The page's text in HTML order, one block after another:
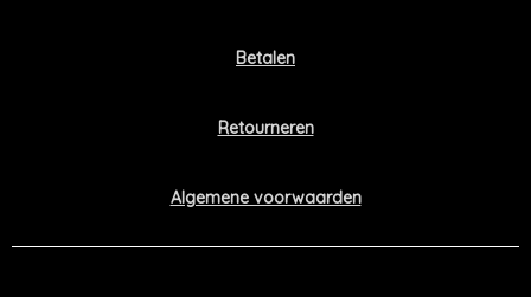
Betalen
Retourneren
Algemene voorwaarden